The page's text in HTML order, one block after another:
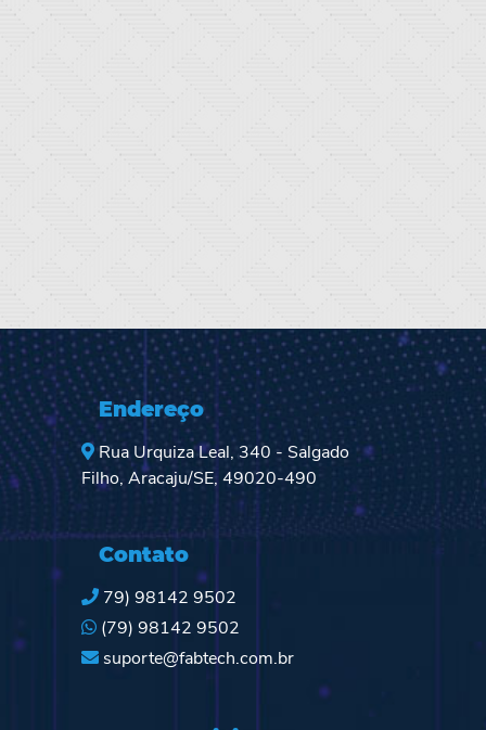
Endereço
Rua Urquiza Leal, 340 - Salgado
Filho, Aracaju/SE, 49020-490
Contato
79) 98142 9502
(79) 98142 9502
suporte@fabtech.com.br